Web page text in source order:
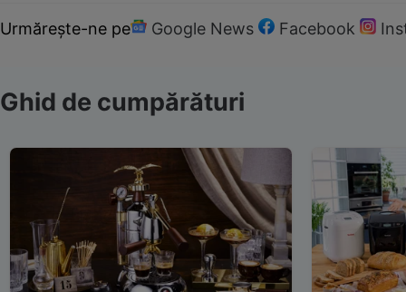
Urmărește-ne pe Google News Facebook
Ghid de cumpărături